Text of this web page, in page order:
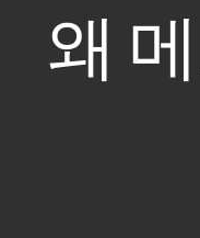
왜 메